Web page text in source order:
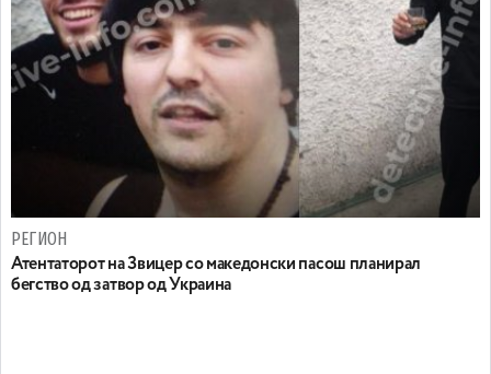
РЕГИОН
Атентаторот на Звицер со македонски пасош планирал
бегство од затвор од Украина